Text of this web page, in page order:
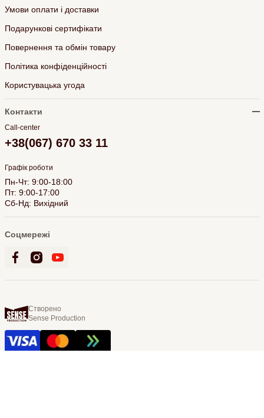
Умови оплати і доставки
Подарункові сертифікати
Повернення та обмін товару
Політика конфіденційності
Користувацька угода
Контакти
Call-center
+38(067) 670 33 11
Графік роботи
Пн-Чт: 9:00-18:00
Пт: 9:00-17:00
Сб-Нд: Вихідний
Соцмережі
Створено
Sense Production